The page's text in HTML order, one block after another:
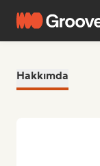
Hakkımda